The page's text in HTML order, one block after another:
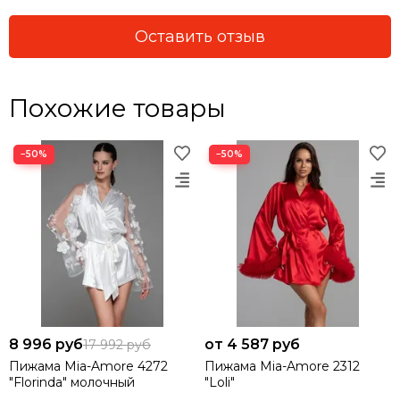
Оставить отзыв
Похожие товары
−50%
8 996 руб17 992 руб
Пижама Mia-Amore 4272
"Florinda" молочный
−50%
от 4 587 руб
Пижама Mia-Amore 2312
"Loli"